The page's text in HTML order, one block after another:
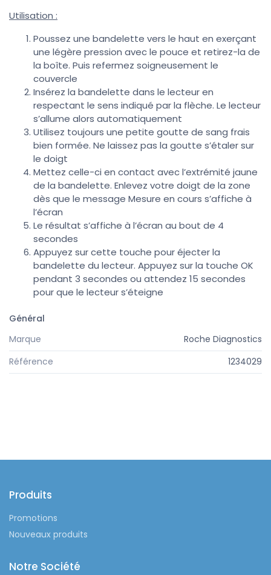
Utilisation :
Poussez une bandelette vers le haut en exerçant
une légère pression avec le pouce et retirez-la de
la boîte. Puis refermez soigneusement le
couvercle
Insérez la bandelette dans le lecteur en
respectant le sens indiqué par la flèche. Le lecteur
s’allume alors automatiquement
Utilisez toujours une petite goutte de sang frais
bien formée. Ne laissez pas la goutte s’étaler sur
le doigt
Mettez celle-ci en contact avec l’extrémité jaune
de la bandelette. Enlevez votre doigt de la zone
dès que le message Mesure en cours s’affiche à
l’écran
Le résultat s’affiche à l’écran au bout de 4
secondes
Appuyez sur cette touche pour éjecter la
bandelette du lecteur. Appuyez sur la touche OK
pendant 3 secondes ou attendez 15 secondes
pour que le lecteur s’éteigne
Général
Marque
Roche Diagnostics
Référence
1234029
Produits
Promotions
Nouveaux produits
Notre Société